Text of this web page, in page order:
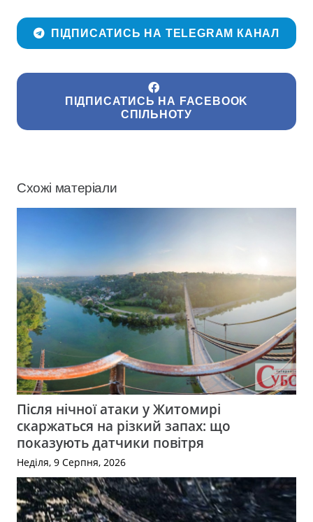
ПІДПИСАТИСЬ НА TELEGRAM КАНАЛ
ПІДПИСАТИСЬ НА FACEBOOK
СПІЛЬНОТУ
Схожі матеріали
Після нічної атаки у Житомирі
скаржаться на різкий запах: що
показують датчики повітря
Неділя, 9 Серпня, 2026